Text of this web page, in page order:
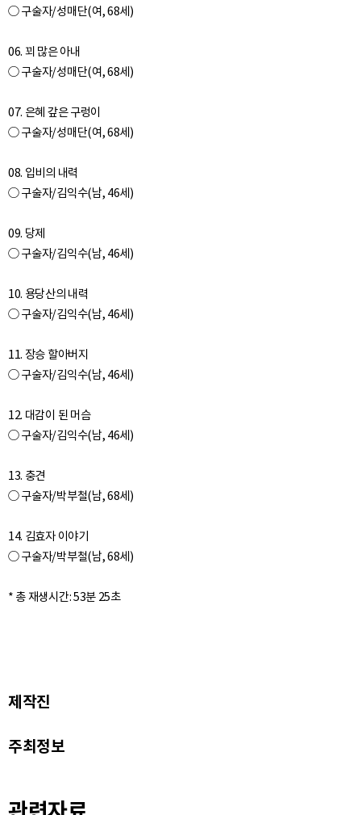
○ 구술자/성매단(여, 68세)
06. 꾀 많은 아내
○ 구술자/성매단(여, 68세)
07. 은혜 갚은 구렁이
○ 구술자/성매단(여, 68세)
08. 입비의 내력
○ 구술자/김익수(남, 46세)
09. 당제
○ 구술자/김익수(남, 46세)
10. 용당산의 내력
○ 구술자/김익수(남, 46세)
11. 장승 할아버지
○ 구술자/김익수(남, 46세)
12. 대감이 된 머슴
○ 구술자/김익수(남, 46세)
13. 충견
○ 구술자/박부철(남, 68세)
14. 김효자 이야기
○ 구술자/박부철(남, 68세)
* 총 재생시간: 53분 25초
제작진
주최정보